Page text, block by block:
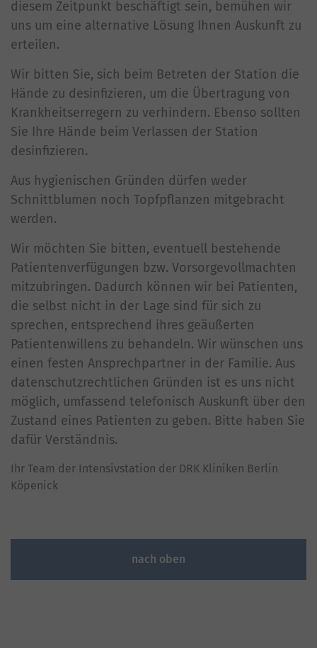
diesem Zeitpunkt beschäftigt sein, bemühen wir
uns um eine alternative Lösung Ihnen Auskunft zu
erteilen.
Wir bitten Sie, sich beim Betreten der Station die
Hände zu desinfizieren, um die Übertragung von
Krankheitserregern zu verhindern. Ebenso sollten
Sie Ihre Hände beim Verlassen der Station
desinfizieren.
Aus hygienischen Gründen dürfen weder
Schnittblumen noch Topfpflanzen mitgebracht
werden.
Wir möchten Sie bitten, eventuell bestehende
Patientenverfügungen bzw. Vorsorgevollmachten
mitzubringen. Dadurch können wir bei Patienten,
die selbst nicht in der Lage sind für sich zu
sprechen, entsprechend ihres geäußerten
Patientenwillens zu behandeln. Wir wünschen uns
einen festen Ansprechpartner in der Familie. Aus
datenschutzrechtlichen Gründen ist es uns nicht
möglich, umfassend telefonisch Auskunft über den
Zustand eines Patienten zu geben. Bitte haben Sie
dafür Verständnis.
Ihr Team der Intensivstation der DRK Kliniken Berlin
Köpenick
nach oben